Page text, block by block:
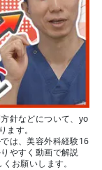
針などについて、yo
す。
は、美容外科経験16
やすく動画で解説
お願いします。